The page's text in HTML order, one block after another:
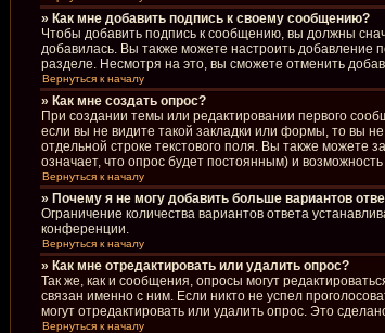
» Как мне добавить подпись к своему сообщению?
Чтобы добавить подпись к сообщению, вы должны
добавилась. Вы также можете настроить
разделе. Несмотря на это, вы сможете отменить
Вернуться к началу
» Как мне создать опрос?
При создании темы или редактировании первого
если вы не видите такой закладки или формы, то вы
отдельной строке текстового поля. Вы также можете
означает, что опрос будет постоянным) и
Вернуться к началу
» Почему я не могу добавить больше вариантов
Ограничение количества вариантов ответа
конференции.
Вернуться к началу
» Как мне отредактировать или удалить опрос?
Так же, как и сообщения, опросы могут
связан именно с ним. Если никто не успел
могут отредактировать или удалить опрос. Это
Вернуться к началу